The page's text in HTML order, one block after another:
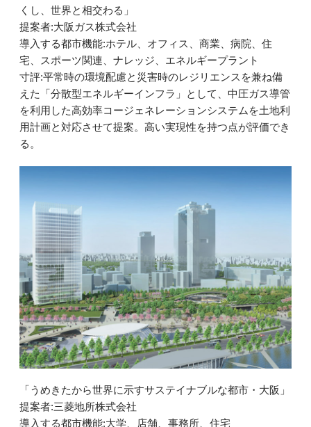
くし、世界と相交わる」
提案者:大阪ガス株式会社
導入する都市機能:ホテル、オフィス、商業、病院、住
宅、スポーツ関連、ナレッジ、エネルギープラント
寸評:平常時の環境配慮と災害時のレジリエンスを兼ね備
えた「分散型エネルギーインフラ」として、中圧ガス導管
を利用した高効率コージェネレーションシステムを土地利
用計画と対応させて提案。高い実現性を持つ点が評価でき
る。
「うめきたから世界に示すサステイナブルな都市・大阪」
提案者:三菱地所株式会社
導入する都市機能:大学、店舗、事務所、住宅